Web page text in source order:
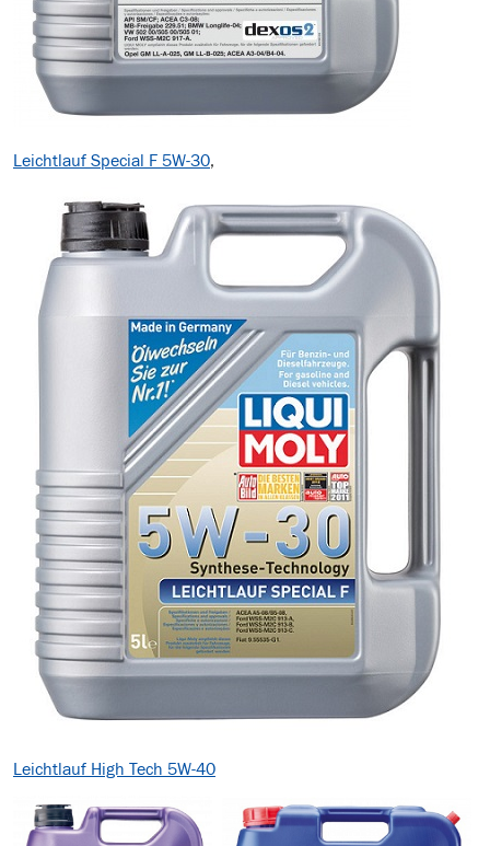
Leichtlauf Special F 5W-30,
Leichtlauf High Tech 5W-40